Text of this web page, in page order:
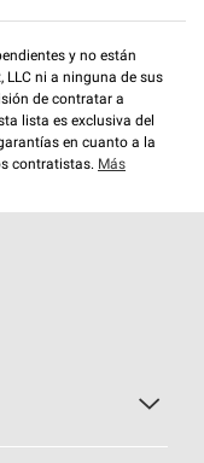
y no están
LLC ni a ninguna de sus
de contratar a
lista es exclusiva del
en cuanto a la
contratistas. Más